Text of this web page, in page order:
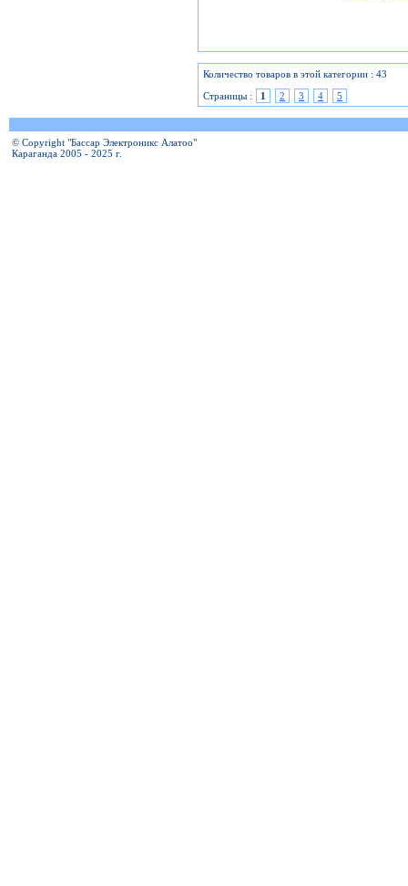
Количество товаров в этой категории : 43
Страницы :
1 2 3 4 5
© Copyright "Бассар Электроникс Алатоо"
Караганда 2005 - 2025 г.